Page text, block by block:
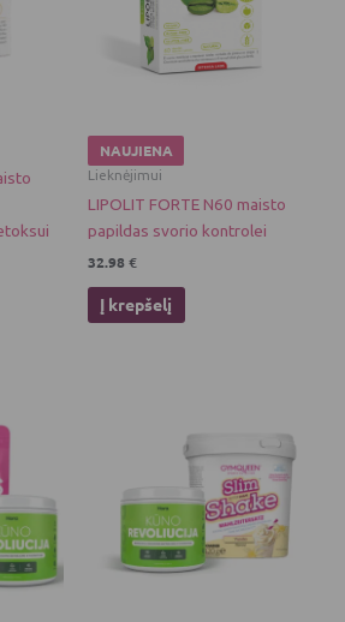
NAUJIENA
Lieknėjimui
LIPOLIT FORTE N60 maisto
papildas svorio kontrolei
32.98€
Į krepšelį
has
multiple
variants.
The
options